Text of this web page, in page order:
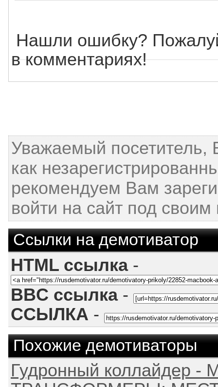
Нашли ошибку?
в комментариях!
Уважаемый посетитель,
как
рекомендуем Вам
войти на сайт под
Ссылки на демотиватор
HTML ссылка-
BBC ссылка-
ССЫЛКА -
Похожие демотиваторы
Гудронный коллайдер -